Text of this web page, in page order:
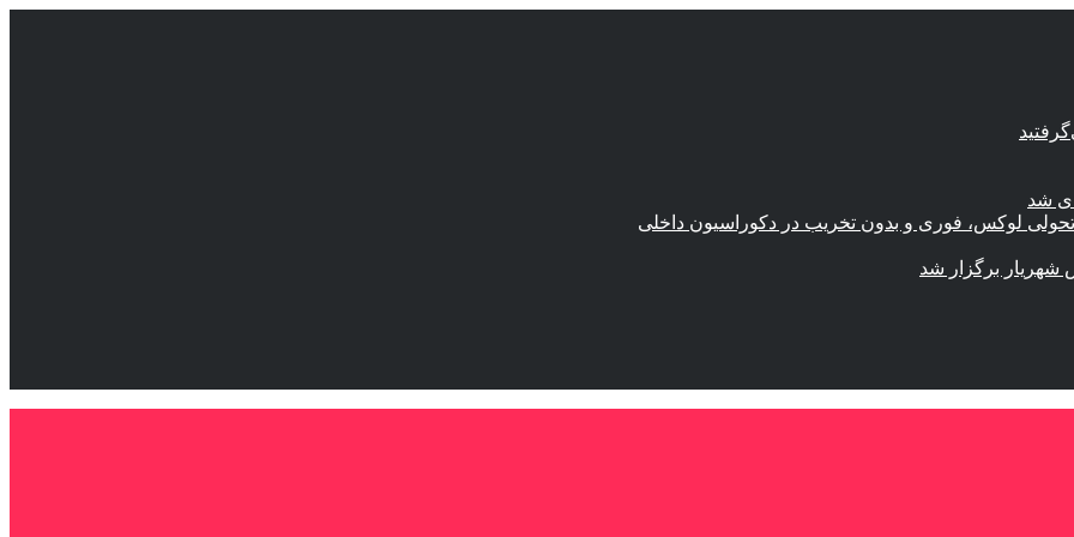
شد
تحولی لوکس، فوری و بدون تخریب در دکوراسیون داخلی
شهریار برگزار شد